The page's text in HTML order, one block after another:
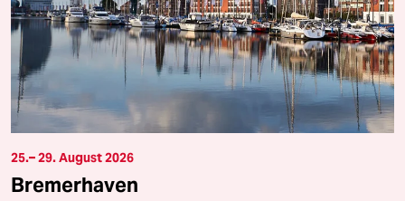
25.– 29. August 2026
Bremerhaven